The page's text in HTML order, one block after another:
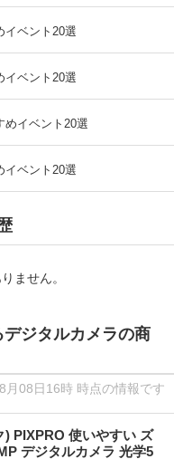
イベント20選
イベント20選
めイベント20選
イベント20選
ません。
ジタルカメラの商
08日16時 時点の情報です
PIXPRO 使いやすい ズ
デジタルカメラ 光学5